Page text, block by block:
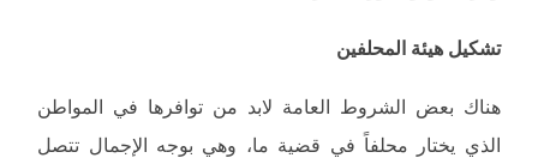
تشكيل هيئة المحلفين
هناك بعض الشروط العامة لابد من توافرها في المواطن
الذي يختار محلفاً في قضية ما، وهي بوجه الإجمال تتصل